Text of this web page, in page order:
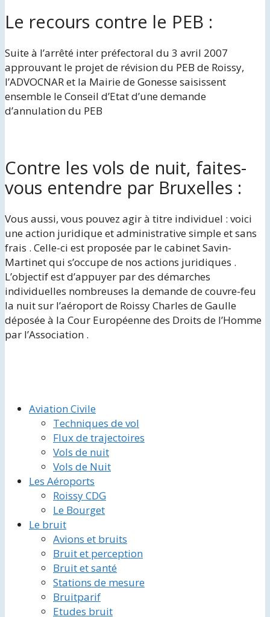
Le recours contre le PEB :
Suite à l’arrêté inter préfectoral du 3 avril 2007
approuvant le projet de révision du PEB de Roissy,
l’ADVOCNAR et la Mairie de Gonesse saisissent
ensemble le Conseil d’Etat d’une demande
d’annulation du PEB
Contre les vols de nuit, faites-
vous entendre par Bruxelles :
Vous aussi, vous pouvez agir à titre individuel : voici
une action juridique et administrative simple et sans
frais . Celle-ci est proposée par le cabinet Savin-
Martinet qui s’occupe de nos actions juridiques .
L’objectif est d’appuyer par des démarches
individuelles nombreuses la demande de couvre-feu
la nuit sur l’aéroport de Roissy Charles de Gaulle
déposée à la Cour Européenne des Droits de l’Homme
par l’Association .
Aviation Civile
Techniques de vol
Flux de trajectoires
Vols de nuit
Vols de Nuit
Les Aéroports
Roissy CDG
Le Bourget
Le bruit
Avions et bruits
Bruit et perception
Bruit et santé
Stations de mesure
Bruitparif
Etudes bruit